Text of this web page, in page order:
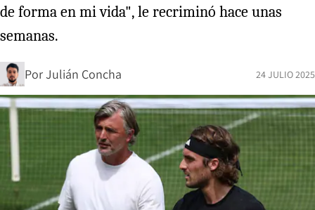
de forma en mi vida", le recriminó hace unas
semanas.
PorJulián Concha 24 JULIO 2025